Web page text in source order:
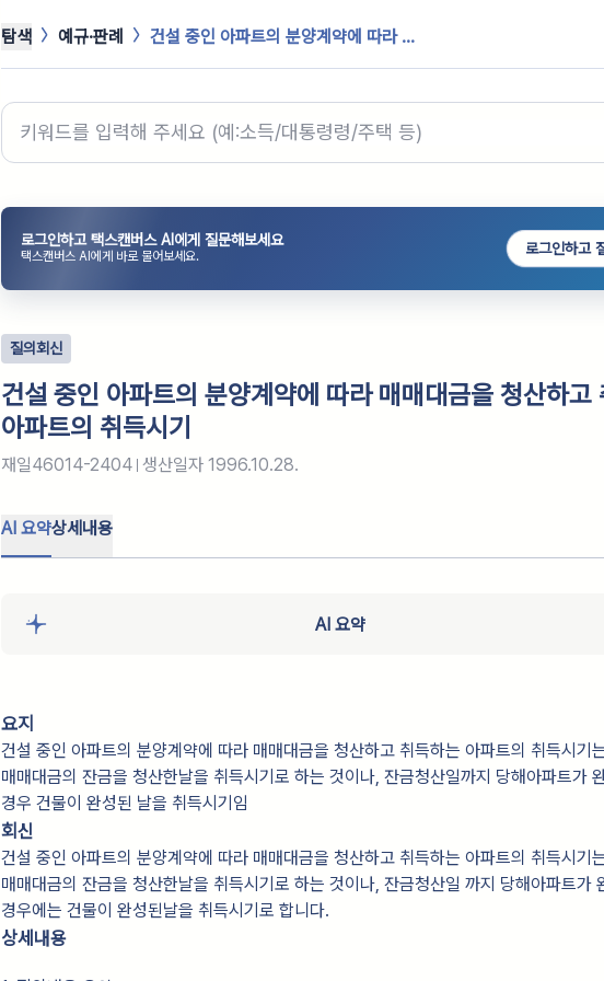
탐색 예규·판례 건설 중인 아파트의 분양계약에 따라 ...
로그인하고 택스캔버스 AI에게 질문해보세요
택스캔버스 AI에게 바로 물어보세요. 로그인하고
질의회신
건설 중인 아파트의 분양계약에 따라 매매대금을 청산하고
아파트의 취득시기
재일46014-2404 생산일자 1996.10.28.
AI 요약상세내용
AI 요약
요지
건설 중인 아파트의 분양계약에 따라 매매대금을 청산하고 취득하는 아파트의 취득시기
매매대금의 잔금을 청산한날을 취득시기로 하는 것이나, 잔금청산일까지 당해아파트가
경우 건물이 완성된 날을 취득시기임
회신
건설 중인 아파트의 분양계약에 따라 매매대금을 청산하고 취득하는 아파트의 취득시기
매매대금의 잔금을 청산한날을 취득시기로 하는 것이나, 잔금청산일 까지 당해아파트가
경우에는 건물이 완성된날을 취득시기로 합니다.
상세내용